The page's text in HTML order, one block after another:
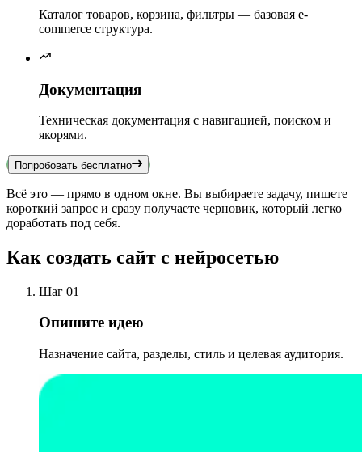
Каталог товаров, корзина, фильтры — базовая e-
commerce структура.
Документация
Техническая документация с навигацией, поиском и
якорями.
Попробовать бесплатно
Всё это — прямо в одном окне. Вы выбираете задачу, пишете
короткий запрос и сразу получаете черновик, который легко
доработать под себя.
Как создать сайт с нейросетью
Шаг 01
Опишите идею
Назначение сайта, разделы, стиль и целевая аудитория.